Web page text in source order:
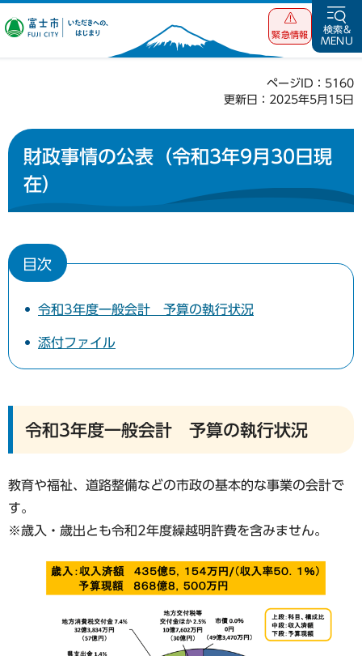
富士市 いただ
緊急情報
検索&
MENU
ページID：5160
更新日：2025年5月15日
財政事情の公表（令和3年9月30日現
在）
目次
令和3年度一般会計 予算の執行状況
添付ファイル
令和3年度一般会計 予算の執行状況
教育や福祉、道路整備などの市政の基本的な事業の会計で
す。
※歳入・歳出とも令和2年度繰越明許費を含みません。